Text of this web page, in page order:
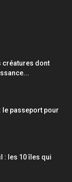
créatures dont
le passeport pour
: les 10 îles qui